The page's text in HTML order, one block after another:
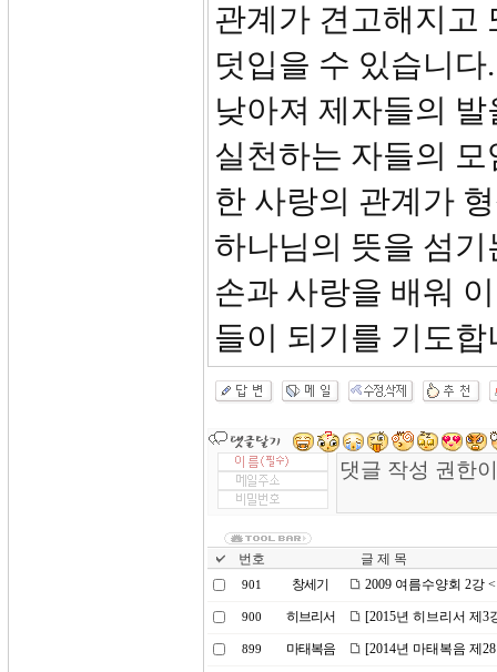
관계가 견고해지고
덧입을 수 있습니
낮아져 제자들의
실천하는 자들의
한 사랑의 관계가
하나님의 뜻을 섬
손과 사랑을 배워
들이 되기를 기도합
번호 글 제 목
901 창세기 2009 여름수양회 2강
900 히브리서 [2015년 히브리서 제3
899 마태복음 [2014년 마태복음 제